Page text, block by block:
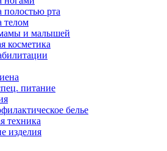
полостью рта
телом
и малышей
косметика
питание
белье
техника
изделия